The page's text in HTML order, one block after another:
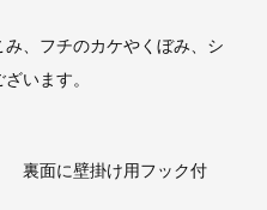
、フチのカケやくぼみ、シ
います。
裏面に壁掛け用フック付